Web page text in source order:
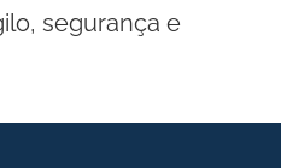
segurança e